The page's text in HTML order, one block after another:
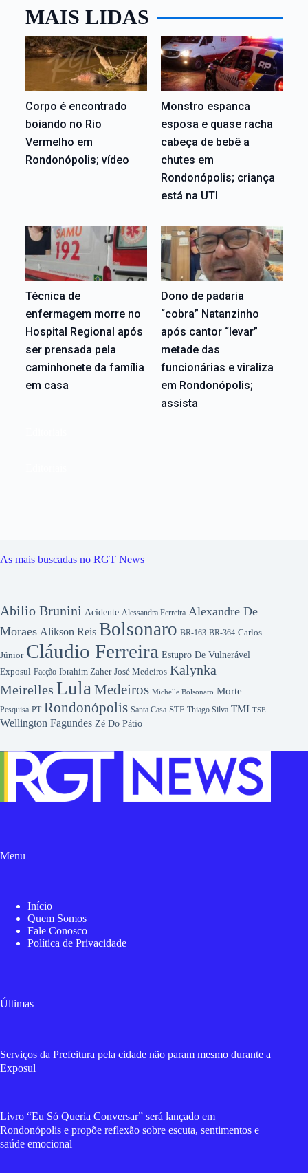
MAIS LIDAS
Corpo é encontrado
boiando no Rio
Vermelho em
Rondonópolis; vídeo
Monstro espanca
esposa e quase racha
cabeça de bebê a
chutes em
Rondonópolis; criança
está na UTI
Técnica de
enfermagem morre no
Hospital Regional após
ser prensada pela
caminhonete da família
em casa
Dono de padaria
“cobra” Natanzinho
após cantor “levar”
metade das
funcionárias e viraliza
em Rondonópolis;
assista
As mais buscadas no RGT News
Abilio Brunini Acidente Alessandra Ferreira Alexandre De
Moraes Alikson Reis Bolsonaro BR-163 BR-364 Carlos
Júnior Cláudio Ferreira Estupro De Vulnerável
Exposul Facção Ibrahim Zaher José Medeiros Kalynka
Meirelles Lula Medeiros Michelle Bolsonaro Morte
Pesquisa PT Rondonópolis Santa Casa STF Thiago Silva TMI TSE
Wellington Fagundes Zé Do Pátio
Menu
Início
Quem Somos
Fale Conosco
Política de Privacidade
Últimas
Serviços da Prefeitura pela cidade não param mesmo durante a
Exposul
Livro “Eu Só Queria Conversar” será lançado em
Rondonópolis e propõe reflexão sobre escuta, sentimentos e
saúde emocional